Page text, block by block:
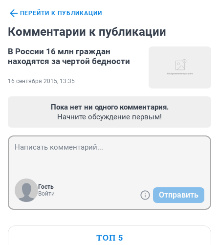
ПЕРЕЙТИ К ПУБЛИКАЦИИ
Комментарии к публикации
В России 16 млн граждан
находятся за чертой бедности
16 сентября 2015, 13:35
Пока нет ни одного комментария.
Начните обсуждение первым!
Гость
Войти
Отправить
ТОП 5